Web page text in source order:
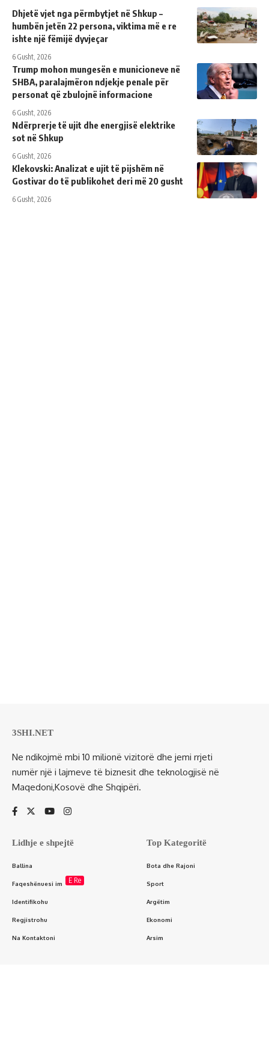
Dhjetë vjet nga përmbytjet në Shkup –
humbën jetën 22 persona, viktima më e re
ishte një fëmijë dyvjeçar
6 Gusht, 2026
Trump mohon mungesën e municioneve në
SHBA, paralajmëron ndjekje penale për
personat që zbulojnë informacione
6 Gusht, 2026
Ndërprerje të ujit dhe energjisë elektrike
sot në Shkup
6 Gusht, 2026
Klekovski: Analizat e ujit të pijshëm në
Gostivar do të publikohet deri më 20 gusht
6 Gusht, 2026
3SHI.NET
Ne ndikojmë mbi 10 milionë vizitorë dhe jemi rrjeti
numër një i lajmeve të biznesit dhe teknologjisë në
Maqedoni,Kosovë dhe Shqipëri.
Lidhje e shpejtë
Ballina
Faqeshënuesi im E Re
Identifikohu
Regjistrohu
Na Kontaktoni
Top Kategoritë
Bota dhe Rajoni
Sport
Argëtim
Ekonomi
Arsim